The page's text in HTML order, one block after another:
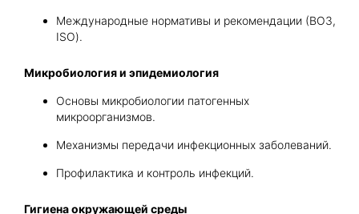
Международные нормативы и рекомендации (ВОЗ,
ISO).
Микробиология и эпидемиология
Основы микробиологии патогенных
микроорганизмов.
Механизмы передачи инфекционных заболеваний.
Профилактика и контроль инфекций.
Гигиена окружающей среды